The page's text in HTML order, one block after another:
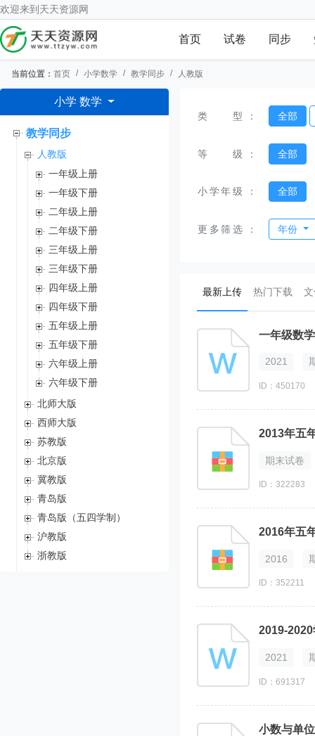
欢迎来到 天天资源网
首页 试卷 同步
当前位置： 首页 小学数学 教学同步 人教版
小学 数学
教学同步
人教版
一年级上册
一年级下册
二年级上册
二年级下册
三年级上册
三年级下册
四年级上册
四年级下册
五年级上册
五年级下册
六年级上册
六年级下册
北师大版
西师大版
苏教版
北京版
冀教版
青岛版
青岛版（五四学制）
沪教版
浙教版
类型 ： 全部
等级 ： 全部
小学年级 ： 全部
更多筛选 ： 年份
最新上传(current)
热门下载
一年级数
2021
ID：450170
2013年五
期末试卷
ID：322283
2016年五
2016
ID：352211
2019-
2021
ID：691317
小数与单